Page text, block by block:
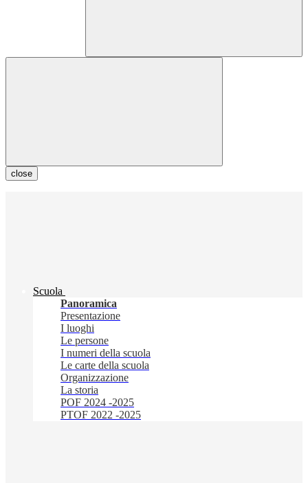
close
Scuola
Panoramica
Presentazione
I luoghi
Le persone
I numeri della scuola
Le carte della scuola
Organizzazione
La storia
POF 2024 -2025
PTOF 2022 -2025